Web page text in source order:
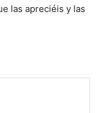
las apreciéis y las